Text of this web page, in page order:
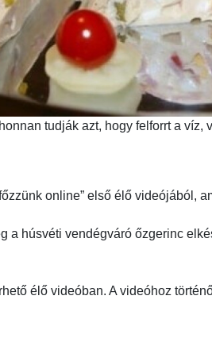
tudják azt, hogy felforrt a
online” első élő videójából,
húsvéti vendégváró őzgerinc
élő videóban. A videóhoz